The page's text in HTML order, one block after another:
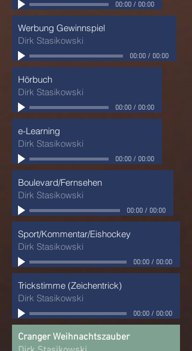
00:00/ 00:00
Werbung Gewinnspiel
Dirk Stasikowski
00:00/ 00:00
Hörbuch
Dirk Stasikowski
00:00/ 00:00
e-Learning
Dirk Stasikowski
00:00/ 00:00
Boulevard/Fernsehen
Dirk Stasikowski
00:00/ 00:00
Sport/Kommentar/Eishockey
Dirk Stasikowski
00:00/ 00:00
Trickstimme (Zeichentrick)
Dirk Stasikowski
00:00/ 00:00
Cranger Weihnachtszauber